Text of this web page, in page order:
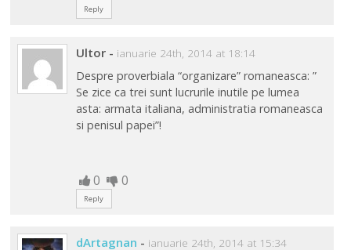
Reply
Ultor - ianuarie 24th, 2014 at 18:14
Despre proverbiala “organizare” romaneasca: ”
Se zice ca trei sunt lucrurile inutile pe lumea
asta: armata italiana, administratia romaneasca
si penisul papei”!
0 0
Reply
dArtagnan - ianuarie 24th, 2014 at 15:34